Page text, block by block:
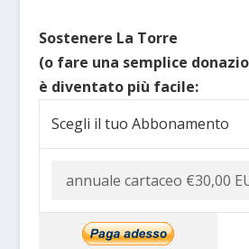
Sostenere La Torre
(o fare una semplice
è diventato più facile:
Scegli il tuo Abbonamento